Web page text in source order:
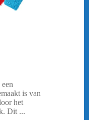
is van
het
Dit ...